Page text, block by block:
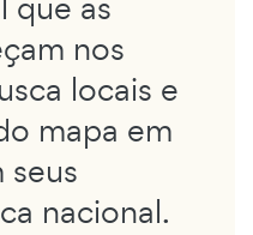
nos
locais e
mapa em
seus
nacional.